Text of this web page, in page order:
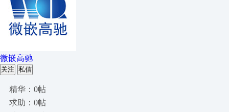
微嵌高驰
关注 私信
精华：0帖
求助：0帖